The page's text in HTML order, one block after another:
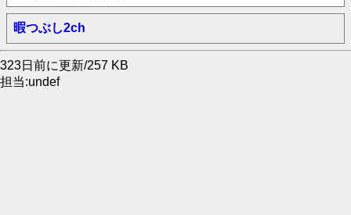
暇つぶし2ch
323日前に更新/257 KB
担当:undef